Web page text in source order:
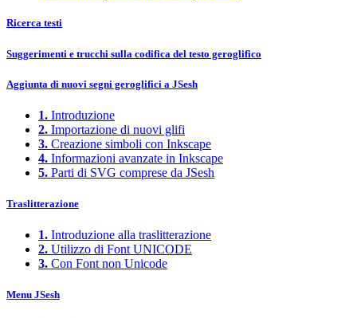
Ricerca testi
Suggerimenti e trucchi sulla codifica del testo geroglifico
Aggiunta di nuovi segni geroglifici a JSesh
1. Introduzione
2. Importazione di nuovi glifi
3. Creazione simboli con Inkscape
4. Informazioni avanzate in Inkscape
5. Parti di SVG comprese da JSesh
Traslitterazione
1. Introduzione alla traslitterazione
2. Utilizzo di Font UNICODE
3. Con Font non Unicode
Menu JSesh